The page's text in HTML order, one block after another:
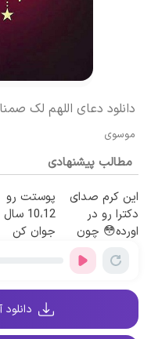
دانلود دعای اللهم لک
موسوی
مطالب پیشنهادی
این کرم صدای
دکترا رو در
اورده😳 چون
دیگه نیازی
نداری بوتاکس
پوستت رو
10،12 سال
جوان کن